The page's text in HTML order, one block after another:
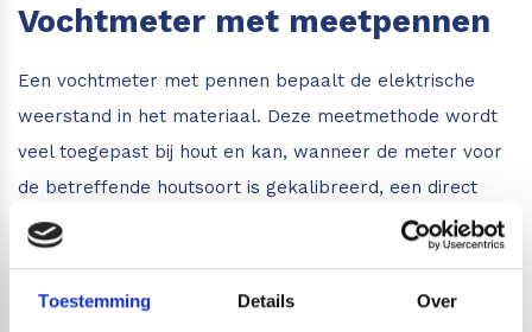
Toestemming Details Over
Vochtmeter met meetpennen
Een vochtmeter met pennen bepaalt de elektrische
weerstand in het materiaal. Deze meetmethode wordt
veel toegepast bij hout en kan, wanneer de meter voor
de betreffende houtsoort is gekalibreerd, een direct
vochtpercentage geven. Een penmeter is geschikt voor
gerichte metingen waarbij kleine meetgaatjes geen
probleem vormen. Met diepte-elektroden of een